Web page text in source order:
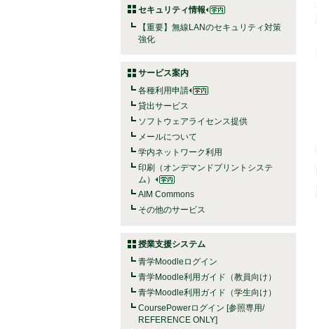
セキュリティ情報
【重要】無線LANのセキュリティ対策
強化
サービス案内
各種利用申請
貸出サービス
ソフトウェアライセンス提供
メールについて
学内ネットワーク利用
印刷（オンデマンドプリントシステ
ム）
AIM Commons
その他のサービス
授業支援システム
青学Moodleログイン
青学Moodle利用ガイド（教員向け）
青学Moodle利用ガイド（学生向け）
CoursePowerログイン [参照専用/
REFERENCE ONLY]